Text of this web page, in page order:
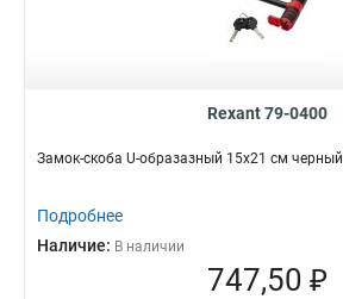
Rexant 79-0400
Замок-скоба U-образазный 15х21 см черный
Подробнее
Наличие: В наличии
747,50 ₽